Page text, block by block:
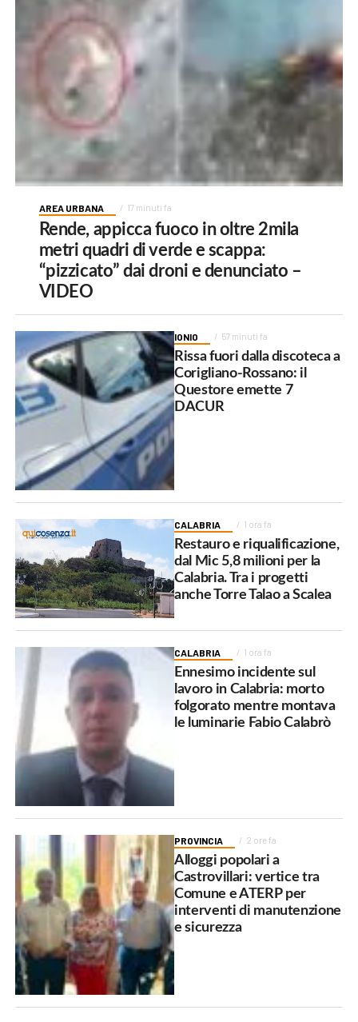
AREA URBANA 17 minuti fa
Rende, appicca fuoco in oltre 2mila
metri quadri di verde e scappa:
“pizzicato” dai droni e denunciato –
VIDEO
IONIO 57 minuti fa
Rissa fuori dalla discoteca a
Corigliano-Rossano: il
Questore emette 7
DACUR
CALABRIA 1 ora fa
Restauro e riqualificazione,
dal Mic 5,8 milioni per la
Calabria. Tra i progetti
anche Torre Talao a Scalea
CALABRIA 1 ora fa
Ennesimo incidente sul
lavoro in Calabria: morto
folgorato mentre montava
le luminarie Fabio Calabrò
PROVINCIA 2 ore fa
Alloggi popolari a
Castrovillari: vertice tra
Comune e ATERP per
interventi di manutenzione
e sicurezza